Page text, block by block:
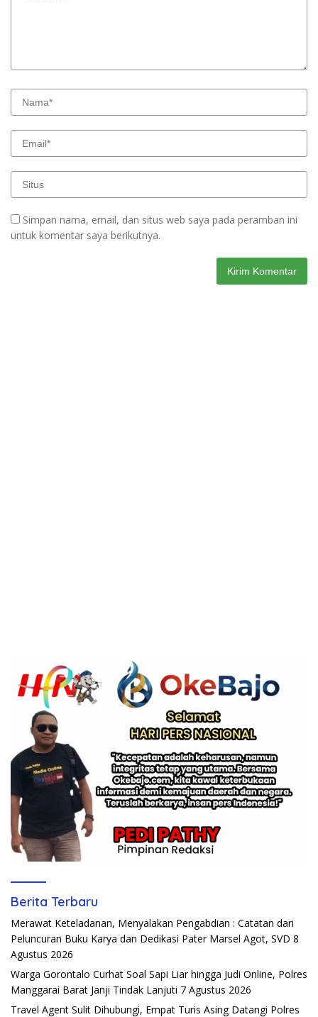
Simpan nama, email, dan situs web saya pada peramban ini
untuk komentar saya berikutnya.
Berita Terbaru
Merawat Keteladanan, Menyalakan Pengabdian : Catatan dari
Peluncuran Buku Karya dan Dedikasi Pater Marsel Agot, SVD 8
Agustus 2026
Warga Gorontalo Curhat Soal Sapi Liar hingga Judi Online, Polres
Manggarai Barat Janji Tindak Lanjuti 7 Agustus 2026
Travel Agent Sulit Dihubungi, Empat Turis Asing Datangi Polres